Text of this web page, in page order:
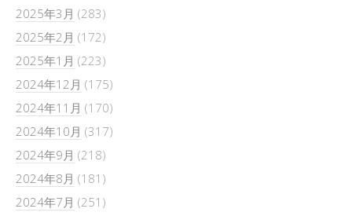
2025年3月 (283)
2025年2月 (172)
2025年1月 (223)
2024年12月 (175)
2024年11月 (170)
2024年10月 (317)
2024年9月 (218)
2024年8月 (181)
2024年7月 (251)